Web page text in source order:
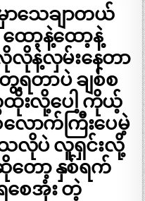
ာသေချာတယ်
ော့နဲ့ထော့နဲ့
လိုနဲ့လှမ်းနေတာ
တာပဲ ချစ်စ
ထိုးလို့ပေါ့ ကိုယ့်
ာက်ကြီးပေမဲ့
လိုပဲ လူရှင်းလို့
တော့ နှစ်ရက်
စေအုံး တဲ့